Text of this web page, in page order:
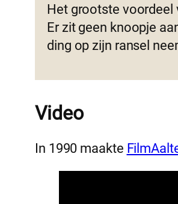
Het grootste voordeel
Er zit geen knoopje
ding op zijn ransel
Video
In 1990 maakte